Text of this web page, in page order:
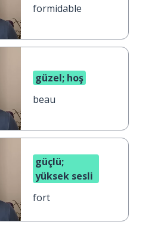
formidable
güzel; hoş
beau
güçlü;
yüksek sesli
fort